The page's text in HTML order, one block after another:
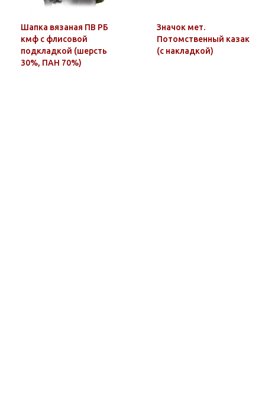
Шапка вязаная ПВ РБ
кмф с флисовой
подкладкой (шерсть
30%, ПАН 70%)
Значок мет.
Потомственный казак
(с накладкой)